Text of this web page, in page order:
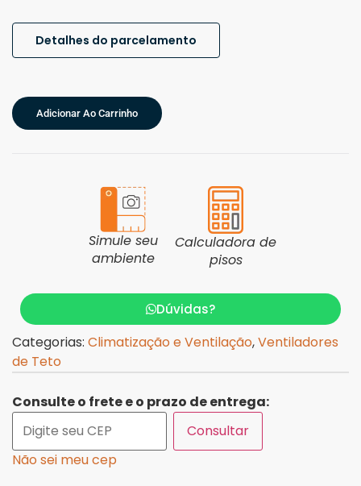
Detalhes do parcelamento
Adicionar Ao Carrinho
Simule seu
ambiente
Calculadora de
pisos
Dúvidas?
Categorias: Climatização e Ventilação,Ventiladores
de Teto
Consulte o frete e o prazo de entrega:
Consultar
Não sei meu cep